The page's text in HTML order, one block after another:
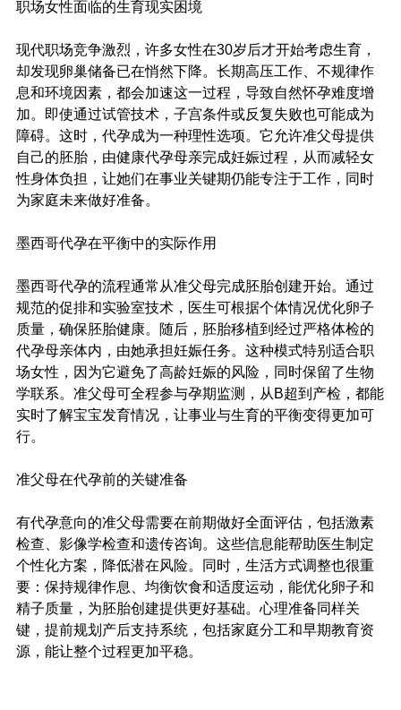
职场女性面临的生育现实困境
现代职场竞争激烈，许多女性在30岁后才开始考虑生育，
却发现卵巢储备已在悄然下降。长期高压工作、不规律作
息和环境因素，都会加速这一过程，导致自然怀孕难度增
加。即使通过试管技术，子宫条件或反复失败也可能成为
障碍。这时，代孕成为一种理性选项。它允许准父母提供
自己的胚胎，由健康代孕母亲完成妊娠过程，从而减轻女
性身体负担，让她们在事业关键期仍能专注于工作，同时
为家庭未来做好准备。
墨西哥代孕在平衡中的实际作用
墨西哥代孕的流程通常从准父母完成胚胎创建开始。通过
规范的促排和实验室技术，医生可根据个体情况优化卵子
质量，确保胚胎健康。随后，胚胎移植到经过严格体检的
代孕母亲体内，由她承担妊娠任务。这种模式特别适合职
场女性，因为它避免了高龄妊娠的风险，同时保留了生物
学联系。准父母可全程参与孕期监测，从B超到产检，都能
实时了解宝宝发育情况，让事业与生育的平衡变得更加可
行。
准父母在代孕前的关键准备
有代孕意向的准父母需要在前期做好全面评估，包括激素
检查、影像学检查和遗传咨询。这些信息能帮助医生制定
个性化方案，降低潜在风险。同时，生活方式调整也很重
要：保持规律作息、均衡饮食和适度运动，能优化卵子和
精子质量，为胚胎创建提供更好基础。心理准备同样关
键，提前规划产后支持系统，包括家庭分工和早期教育资
源，能让整个过程更加平稳。